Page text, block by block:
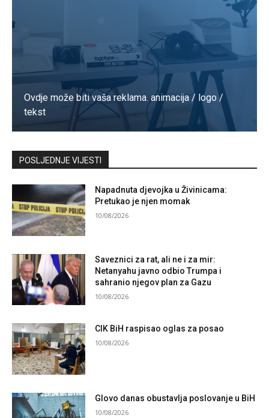
Ovdje može biti vaša reklama. animacija / logo /
tekst
Kontaktirajte nas
POSLJEDNJE VIJESTI
Napadnuta djevojka u Živinicama:
Pretukao je njen momak
10/08/2026
Saveznici za rat, ali ne i za mir:
Netanyahu javno odbio Trumpa i
sahranio njegov plan za Gazu
10/08/2026
CIK BiH raspisao oglas za posao
10/08/2026
Glovo danas obustavlja poslovanje u BiH
10/08/2026